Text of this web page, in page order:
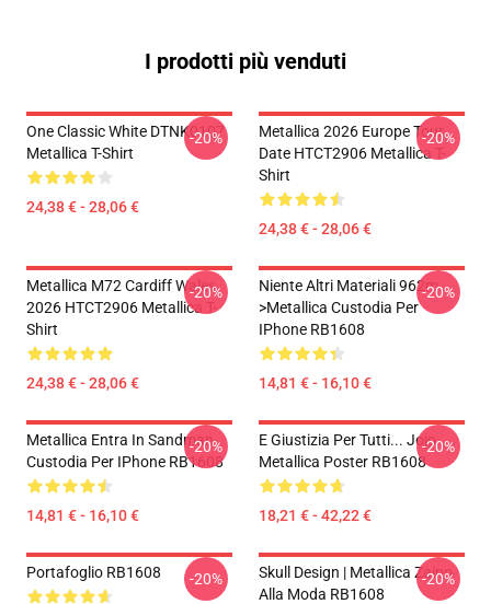
I prodotti più venduti
One Classic White DTNK0107
Metallica T-Shirt
24,38 € - 28,06 €
-20%
Metallica 2026 Europe Tour
Date HTCT2906 Metallica T-
Shirt
24,38 € - 28,06 €
-20%
Metallica M72 Cardiff Wales
2026 HTCT2906 Metallica T-
Shirt
24,38 € - 28,06 €
-20%
Niente Altri Materiali 962m
>metallica Custodia Per
IPhone RB1608
14,81 € - 16,10 €
-20%
Metallica Entra In Sandman
Custodia Per IPhone RB1608
14,81 € - 16,10 €
-20%
E Giustizia Per Tutti... Jojo
Metallica Poster RB1608
18,21 € - 42,22 €
-20%
Portafoglio RB1608 -20%
Skull Design | Metallica Zaino
Alla Moda RB1608
-20%